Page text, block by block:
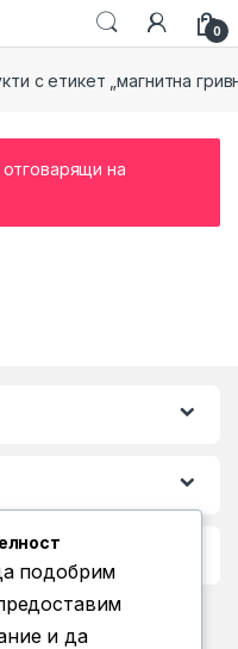
0
с етикет „магнитна
на
подобрим
и да